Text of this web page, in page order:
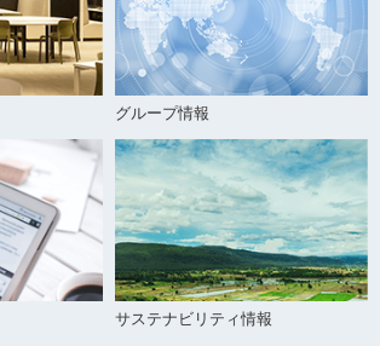
グループ情報
サステナビリティ情報